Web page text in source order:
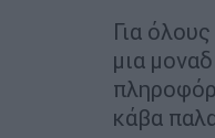
Για
μια
κάβα